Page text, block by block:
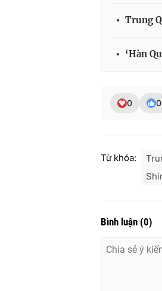
Trung
‘Hàn
0 0
Từ khóa:
Bình luận (0)